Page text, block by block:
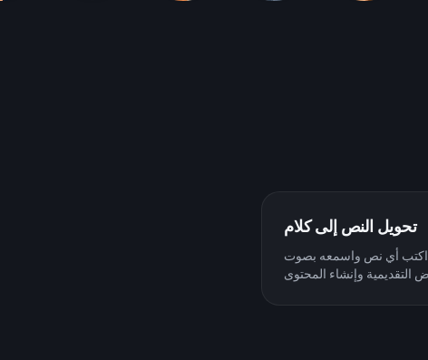
تحويل النص إلى كلام
اكتب أي نص واسمعه بصوت Charlie Kirk. مثالي